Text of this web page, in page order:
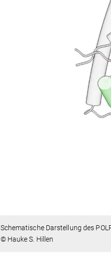
Schematische Darstellung des
© Hauke S. Hillen